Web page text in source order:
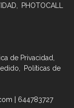
PHOTOCALL
de Privacidad
Políticas de
| 644783727